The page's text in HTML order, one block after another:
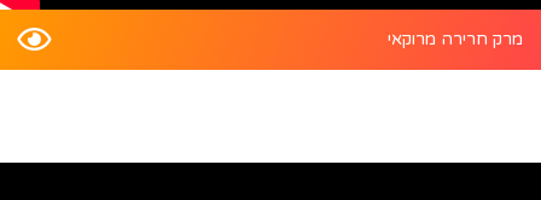
מרק חרירה מרוקאי